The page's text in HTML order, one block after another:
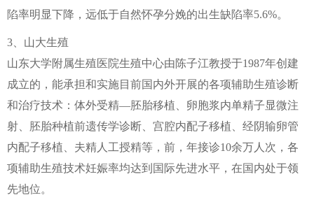
陷率明显下降，远低于自然怀孕分娩的出生缺陷率5.6%。
3、山大生殖
山东大学附属生殖医院生殖中心由陈子江教授于1987年创建
成立的，能承担和实施目前国内外开展的各项辅助生殖诊断
和治疗技术：体外受精—胚胎移植、卵胞浆内单精子显微注
射、胚胎种植前遗传学诊断、宫腔内配子移植、经阴输卵管
内配子移植、夫精人工授精等，前，年接诊10余万人次，各
项辅助生殖技术妊娠率均达到国际先进水平，在国内处于领
先地位。